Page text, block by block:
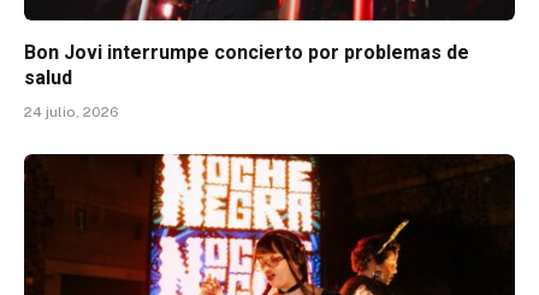
Bon Jovi interrumpe concierto por problemas de
salud
24 julio, 2026